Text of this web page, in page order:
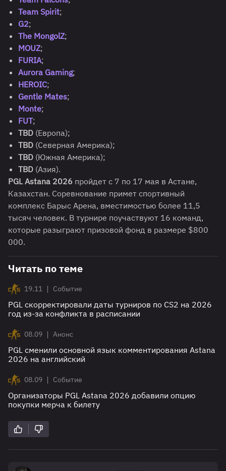
Team Spirit;
G2;
The MongolZ;
MOUZ;
FURIA;
Aurora Gaming;
HEROIC;
Gentle Mates;
Monte;
FUT;
TBD (Европа);
TBD (Северная Америка);
TBD (Южная Америка);
TBD (Азия).
PGL Astana 2026 пройдет с 7 по 17 мая в Астане,
Казахстан. Соревнование примет спортивный
комплекс Барыс Арена, вместимостью более 11,5
тысяч человек. В турнире поучаствуют 16 команд,
которые разыграют призовой фонд в размере $800
000.
Читать по теме
19.11 | Событие
PGL скорректировали даты турниров по CS2 на 2026
год из-за конфликта в расписании
08.09 | Анонс
PGL сменили основной язык комментирования Astana
2026 на английский
08.09 | Событие
Организаторы PGL Astana 2026 добавили опцию
покупки мерча к билету